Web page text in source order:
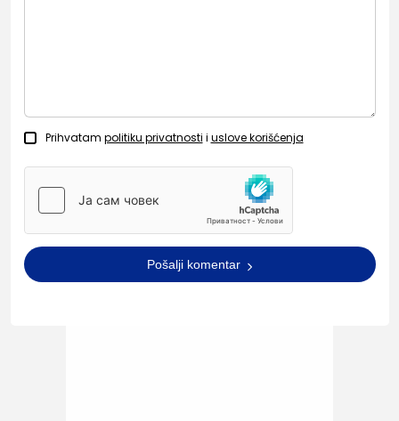
Prihvatam politiku privatnosti i uslove korišćenja
Pošalji komentar